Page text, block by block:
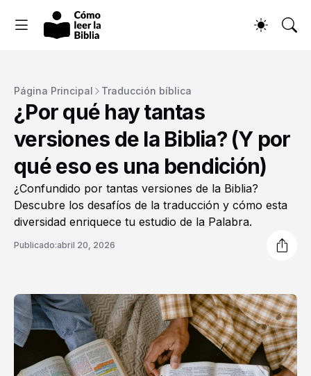
Página Principal Traducción bíblica
¿Por qué hay tantas
versiones de la Biblia? (Y por
qué eso es una bendición)
¿Confundido por tantas versiones de la Biblia?
Descubre los desafíos de la traducción y cómo esta
diversidad enriquece tu estudio de la Palabra.
Publicado:abril 20, 2026